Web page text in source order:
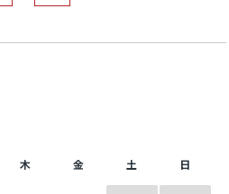
木 金 土 日